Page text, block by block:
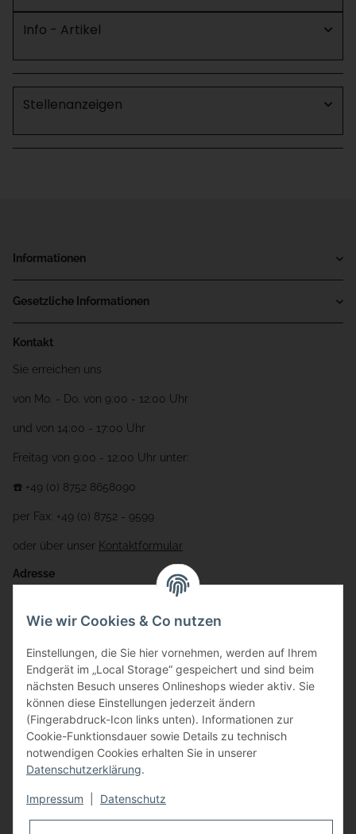
Info - Artikel
Stellenanzeigen
Informationen
Gesetzliche Informationen
Kontakt
Sie erreichen uns
von Mo. - Do. von 9:00 - 12:00 Uhr
und von 14:00 - 17:00 Uhr
Freitag von 9:00 - 12:00 Uhr unter:
☎️ +49 (0) 8752 8658090
per Fax: +49 (0) 8752 - 9599
oder über unser Kontaktformular
Adresse
Gewerbering 17
84072 Au i.d. Hallertau
info@bauer-tore.de
Vertrag widerrufen
Wie wir Cookies & Co nutzen
Einstellungen, die Sie hier vornehmen, werden auf Ihrem
Endgerät im „Local Storage“ gespeichert und sind beim
nächsten Besuch unseres Onlineshops wieder aktiv. Sie
können diese Einstellungen jederzeit ändern
(Fingerabdruck-Icon links unten). Informationen zur
Cookie-Funktionsdauer sowie Details zu technisch
notwendigen Cookies erhalten Sie in unserer
Datenschutzerklärung.
Impressum Datenschutz